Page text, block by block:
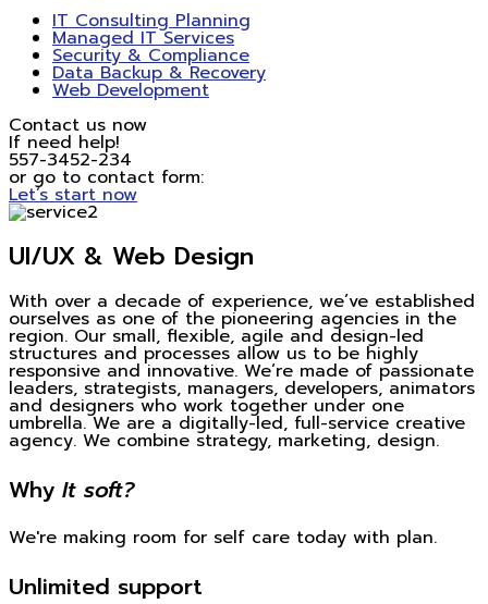
IT Consulting Planning
Managed IT Services
Security & Compliance
Data Backup & Recovery
Web Development
Contact us now
If need help!
557-3452-234
or go to contact form:
Let’s start now
UI/UX & Web Design
With over a decade of experience, we’ve established
ourselves as one of the pioneering agencies in the
region. Our small, flexible, agile and design-led
structures and processes allow us to be highly
responsive and innovative. We’re made of passionate
leaders, strategists, managers, developers, animators
and designers who work together under one
umbrella. We are a digitally-led, full-service creative
agency. We combine strategy, marketing, design.
Why It soft?
We're making room for self care today with plan.
Unlimited support